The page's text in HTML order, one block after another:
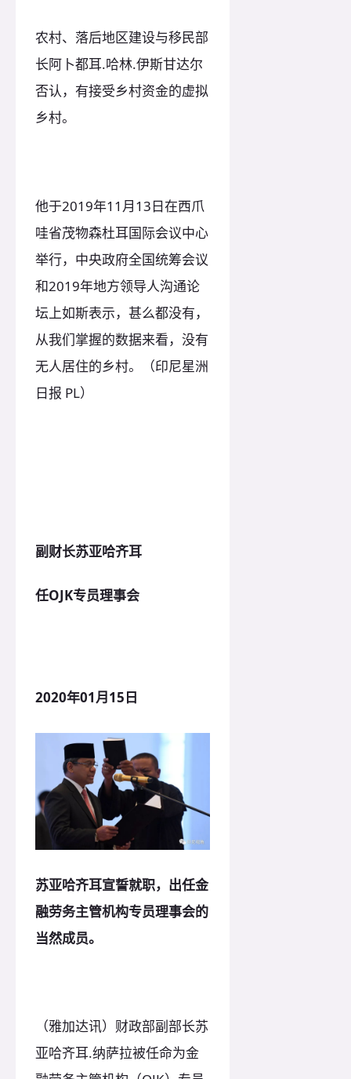
农村、落后地区建设与移民部
长阿卜都耳.哈林.伊斯甘达尔
否认，有接受乡村资金的虚拟
乡村。
他于2019年11月13日在西爪
哇省茂物森杜耳国际会议中心
举行，中央政府全国统筹会议
和2019年地方领导人沟通论
坛上如斯表示，甚么都没有，
从我们掌握的数据来看，没有
无人居住的乡村。（印尼星洲
日报 PL）
副财长苏亚哈齐耳
任OJK专员理事会
2020年01月15日
苏亚哈齐耳宣誓就职，出任金
融劳务主管机构专员理事会的
当然成员。
（雅加达讯）财政部副部长苏
亚哈齐耳.纳萨拉被任命为金